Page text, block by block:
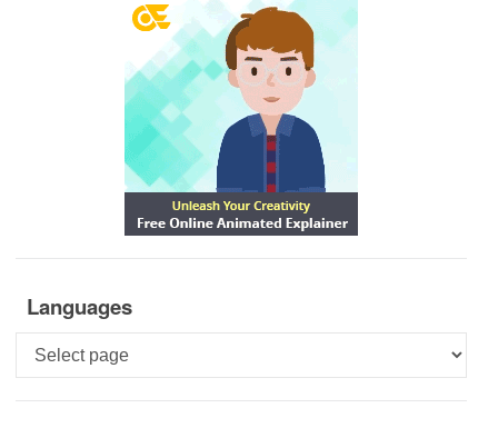
Languages
Languages